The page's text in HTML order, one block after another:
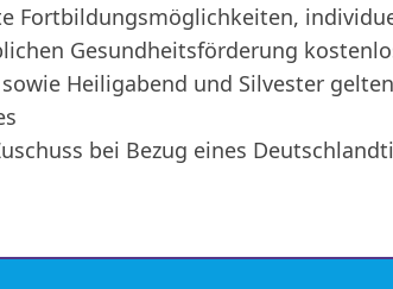
Fortbildungsmöglichkeiten,
Gesundheitsförderung
Heiligabend und Silvester
bei Bezug eines